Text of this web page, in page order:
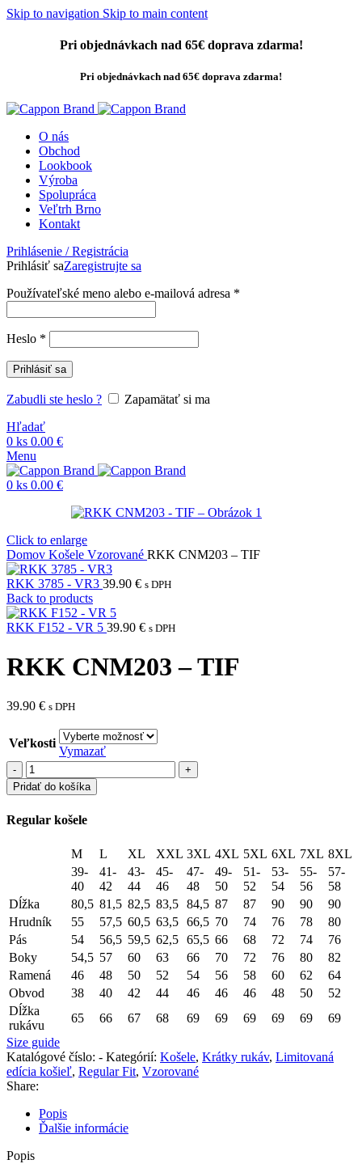
Skip to navigation Skip to main content
Pri objednávkach nad 65€ doprava zdarma!
Pri objednávkach nad 65€ doprava zdarma!
O nás
Obchod
Lookbook
Výroba
Spolupráca
Veľtrh Brno
Kontakt
Prihlásenie / Registrácia
Prihlásiť saZaregistrujte sa
Používateľské meno alebo e-mailová adresa *
Heslo *
Prihlásiť sa
Zabudli ste heslo ?
Zapamätať si ma
Hľadať
0 ks 0.00 €
Menu
0 ks 0.00 €
Click to enlarge
Domov Košele Vzorované RKK CNM203 – TIF
RKK 3785 - VR3 39.90 € s DPH
Back to products
RKK F152 - VR 5 39.90 € s DPH
RKK CNM203 – TIF
39.90 € s DPH
Veľkosti
Vymazať
množstvo
RKK
CNM203
TIF
Pridať do košíka
Regular košele
M L XL XXL 3XL 4XL 5XL 6XL 7XL 8XL
39-
40
41-
42
43-
44
45-
46
47-
48
49-
50
51-
52
53-
54
55-
56
57-
58
Dĺžka
80,5 81,5 82,5 83,5 84,5 87 87 90 90
90
Hrudník
55 57,5 60,5 63,5 66,5 70 74 76 78
80
Pás
54 56,5 59,5 62,5 65,5 66 68 72 74
76
Boky
54,5 57 60 63 66 70 72 76 80
82
Ramená
46 48 50 52 54 56 58 60 62
64
Obvod
38 40 42 44 46 46 46 48 50
52
Dĺžka
rukávu
65 66 67 68 69 69 69 69 69
69
Size guide
Katalógové číslo: - Kategórií: Košele, Krátky rukáv, Limitovaná
edícia košieľ, Regular Fit, Vzorované
Share:
Popis
Ďalšie informácie
Popis